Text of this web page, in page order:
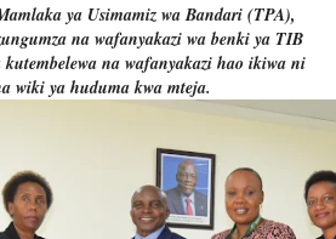
ya Usimamiz wa Bandari (TPA),
na wafanyakazi wa benki ya TIB
kutembelewa na wafanyakazi hao ikiwa ni
wiki ya huduma kwa mteja.